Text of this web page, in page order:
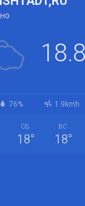
18.8
76% 1.9kmh
СБ
18°
ВС
18°